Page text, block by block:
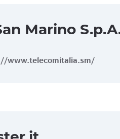
Marino
www.telecomitalia.sm/